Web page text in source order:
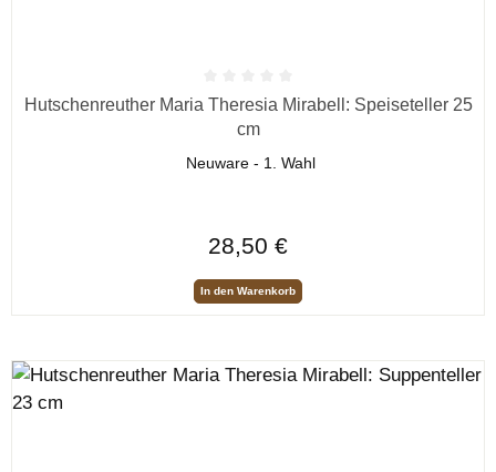
Durchschnittliche Bewertung von 0 von 5 Sternen
Hutschenreuther Maria Theresia Mirabell: Speiseteller 25
cm
Neuware - 1. Wahl
28,50 €
In den Warenkorb